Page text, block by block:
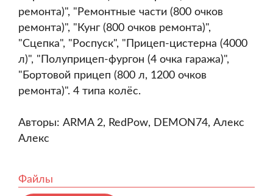
ремонта)", "Ремонтные части (800 очков
ремонта)", "Кунг (800 очков ремонта)",
"Сцепка", "Роспуск", "Прицеп-цистерна (4000
л)", "Полуприцеп-фургон (4 очка гаража)",
"Бортовой прицеп (800 л, 1200 очков
ремонта)". 4 типа колёс.
Авторы: ARMA 2, RedPow, DEMON74, Алекс
Алекс
Файлы